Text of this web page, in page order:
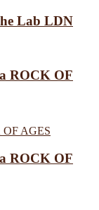
Lab LDN
ROCK OF
ROCK OF